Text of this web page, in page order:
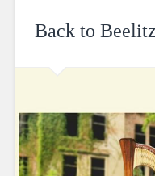
Back to Beelitz